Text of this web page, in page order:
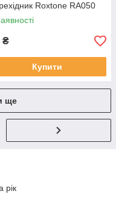
Roxtone RA050
₴
Купити
ще
рік